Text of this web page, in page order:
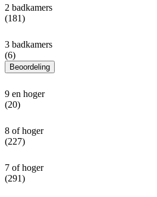
2 badkamers
(181)
3 badkamers
(6)
Beoordeling
9 en hoger
(20)
8 of hoger
(227)
7 of hoger
(291)